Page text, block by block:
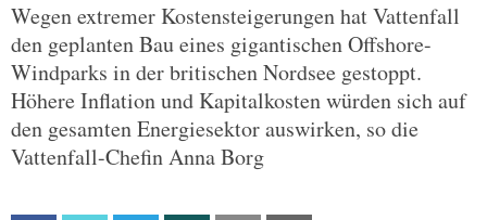
Wegen extremer Kostensteigerungen hat Vattenfall
den geplanten Bau eines gigantischen Offshore-
Windparks in der britischen Nordsee gestoppt.
Höhere Inflation und Kapitalkosten würden sich auf
den gesamten Energiesektor auswirken, so die
Vattenfall-Chefin Anna Borg